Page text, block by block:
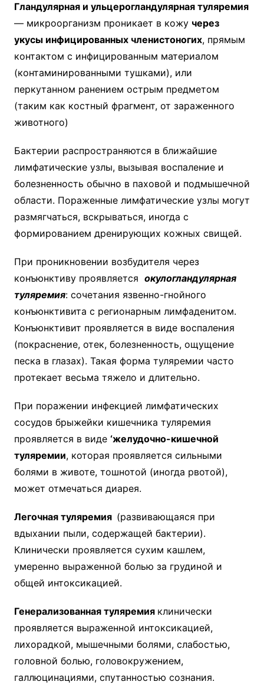
Гландулярная и ульцерогландулярная туляремия
— микроорганизм проникает в кожу через
укусы инфицированных членистоногих, прямым
контактом с инфицированным материалом
(контаминированными тушками), или
перкутанном ранением острым предметом
(таким как костный фрагмент, от зараженного
животного)
Бактерии распространяются в ближайшие
лимфатические узлы, вызывая воспаление и
болезненность обычно в паховой и подмышечной
области. Пораженные лимфатические узлы могут
размягчаться, вскрываться, иногда с
формированием дренирующих кожных свищей.
При проникновении возбудителя через
конъюнктиву проявляется окулогландулярная
туляремия: сочетания язвенно-гнойного
конъюнктивита с регионарным лимфаденитом.
Конъюнктивит проявляется в виде воспаления
(покраснение, отек, болезненность, ощущение
песка в глазах). Такая форма туляремии часто
протекает весьма тяжело и длительно.
При поражении инфекцией лимфатических
сосудов брыжейки кишечника туляремия
проявляется в виде ‘желудочно-кишечной
туляремии, которая проявляется сильными
болями в животе, тошнотой (иногда рвотой),
может отмечаться диарея.
Легочная туляремия (развивающаяся при
вдыхании пыли, содержащей бактерии).
Клинически проявляется сухим кашлем,
умеренно выраженной болью за грудиной и
общей интоксикацией.
Генерализованная туляремия клинически
проявляется выраженной интоксикацией,
лихорадкой, мышечными болями, слабостью,
головной болью, головокружением,
галлюцинациями, спутанностью сознания.